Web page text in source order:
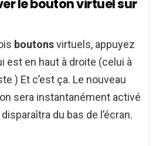
le bouton virtuel sur
boutonsvirtuels, appuyez
est en haut à droite (celui à
) Et c’est ça. Le nouveau
sera instantanément activé
du bas de l’écran.